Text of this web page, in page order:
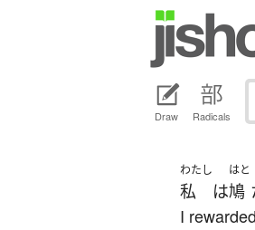
Draw Radicals
わたし
私 は
はと
鳩
I